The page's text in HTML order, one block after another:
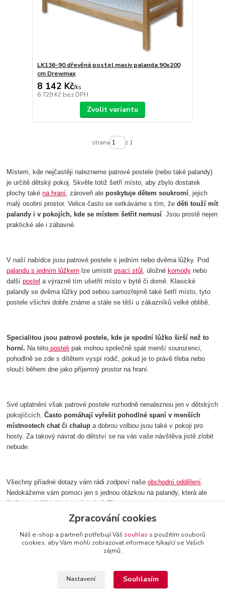
LK136-90 dřevěná postel masiv palanda 90x200
cm Drewmax
8 142 Kč/ks
6 729 Kč bez DPH
Zvolit variantu
strana z 1
Místem, kde nejčastěji nalezneme patrové postele (nebo také palandy)
je určitě dětský pokoj. Skvěle totiž šetří místo, aby zbylo dostatek
plochy takéna hraní, zároveň aleposkytuje dětem soukromí, jejich
malý osobní prostor. Velice často se setkáváme s tím, žeděti touží mít
palandy i v pokojích, kde se místem šetřit nemusí. Jsou prostě nejen
praktické ale i zábavné.
V naší nabídce jsou patrové postele s jedním nebo dvěma lůžky. Pod
palandu s jedním lůžkem lze umístitpsací stůl , úložné komody nebo
dalšípostel a výrazně tím ušetřit místo v bytě či domě. Klasické
palandy se dvěma lůžky pod sebou samozřejmě také šetří místo, tyto
postele všichni dobře známe a stále se těší u zákazníků velké oblibě.
Specialitou jsou patrové postele, kde je spodní lůžko širší než to
horní. Na této posteli pak mohou společně spát menší sourozenci,
pohodlně se zde s dítětem vyspí rodič, pokud je to právě třeba nebo
slouží během dne jako příjemný prostor na hraní.
Své uplatnění však patrové postele rozhodně nenaleznou jen v dětských
pokojíčcích.Často pomáhají vyřešit pohodlné spaní v menších
místnostech chat či chalupa dobrou volbou jsou také v pokoji pro
hosty. Za takový návrat do dětství se na vás vaše návštěva jistě zlobit
nebude.
Všechny příadné dotazy vám rádi zodpoví našeobchodní oddělení.
Nedokážeme vám pomoci jen s jednou otázkou na palandy, která ale
jistě zazní: "Kdo bude spát nahoře?".
Obchodní podmínky-Reklamační řád
Zpracování cookies
Náš e-shop a partneři potřebují Váš souhlas s použitím souborů
cookies, aby Vám mohli zobrazovat informace týkající se Vašich
zájmů.
Nastavení Souhlasím